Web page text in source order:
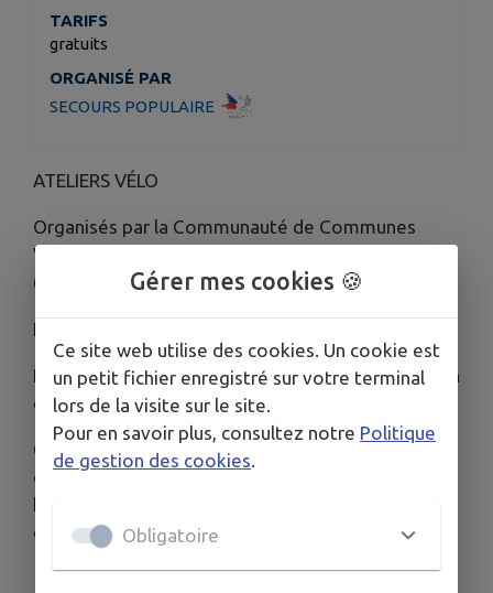
TARIFS
gratuits
ORGANISÉ PAR
SECOURS POPULAIRE
ATELIERS VÉLO
Organisés par la Communauté de Communes
Vézère Monédières Millesources et G.A.S.E.L.
(Garage Associatif Solidaire en Limousin)
Les 2ᵉ mercredis de chaque mois de 14h à 17h
Entretien courant, remise en état et électrification
de votre vélo
Ces ateliers gratuits sont ouverts aux habitants
de la CCV2M sur inscription. Pour les habitants
hors Com Com, participation possible en fonction
des places restantes disponibles.
1) Ces vélos remis en état pourront être prêtés
Gérer mes cookies 🍪
Ce site web utilise des cookies. Un cookie est
un petit fichier enregistré sur votre terminal
lors de la visite sur le site.
Pour en savoir plus, consultez notre Politique
de gestion des cookies
Obligatoire